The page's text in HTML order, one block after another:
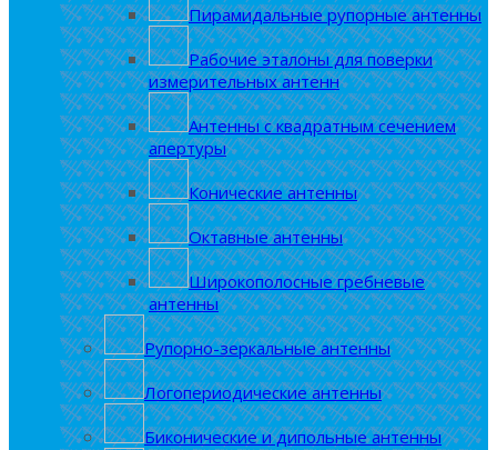
Пирамидальные рупорные антенны
Рабочие эталоны для поверки
измерительных антенн
Антенны с квадратным сечением
апертуры
Конические антенны
Октавные антенны
Широкополосные гребневые
антенны
Рупорно-зеркальные антенны
Логопериодические антенны
Биконические и дипольные антенны